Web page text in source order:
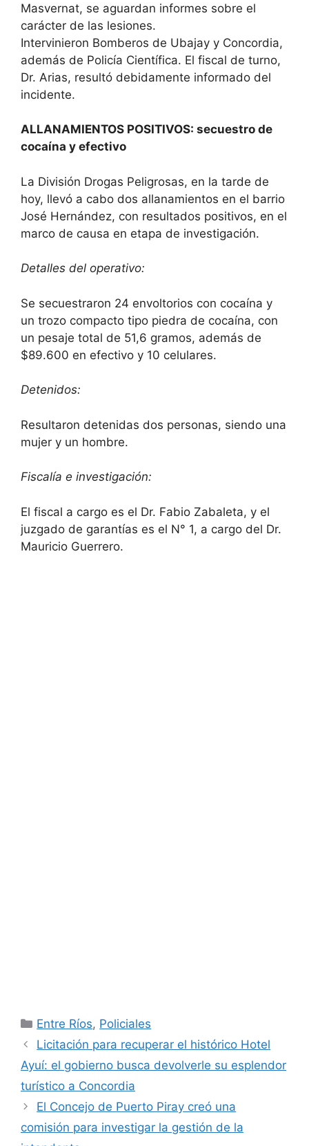
Masvernat, se aguardan informes sobre el
carácter de las lesiones.
Intervinieron Bomberos de Ubajay y Concordia,
además de Policía Científica. El fiscal de turno,
Dr. Arias, resultó debidamente informado del
incidente.
ALLANAMIENTOS POSITIVOS: secuestro de
cocaína y efectivo
La División Drogas Peligrosas, en la tarde de
hoy, llevó a cabo dos allanamientos en el barrio
José Hernández, con resultados positivos, en el
marco de causa en etapa de investigación.
Detalles del operativo:
Se secuestraron 24 envoltorios con cocaína y
un trozo compacto tipo piedra de cocaína, con
un pesaje total de 51,6 gramos, además de
$89.600 en efectivo y 10 celulares.
Detenidos:
Resultaron detenidas dos personas, siendo una
mujer y un hombre.
Fiscalía e investigación:
El fiscal a cargo es el Dr. Fabio Zabaleta, y el
juzgado de garantías es el N° 1, a cargo del Dr.
Mauricio Guerrero.
Categorías
Entre Ríos, Policiales
Licitación para recuperar el histórico Hotel
Ayuí: el gobierno busca devolverle su esplendor
turístico a Concordia
El Concejo de Puerto Piray creó una
comisión para investigar la gestión de la